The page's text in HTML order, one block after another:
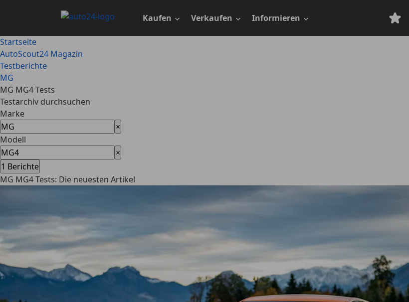
Kaufen Verkaufen Informieren
Startseite
AutoScout24 Magazin
Testberichte
MG
MG MG4 Tests
Testarchiv durchsuchen
Marke
×
Modell
×
1 Berichte
MG MG4 Tests: Die neuesten Artikel